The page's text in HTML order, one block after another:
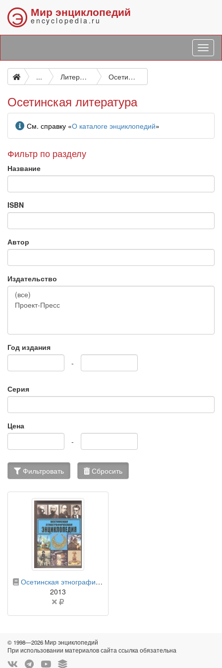
Э Мир энциклопедий
encyclopedia.ru
... Литература на отдельных языках Осетинская литература
Осетинская литература
Информация
См. справку «О каталоге энциклопедий»
Фильтр по разделу
Название
ISBN
Автор
Издательство
Год издания
-
Серия
Цена
-
Фильтровать Сбросить
бумажная книга
Осетинская этнографическая энциклопедия
2013
Цена
© 1998—2026 Мир энциклопедий
При использовании материалов сайта ссылка обязательна